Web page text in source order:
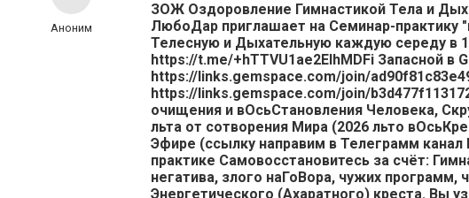
Аноним
ЗОЖ Оздоровление Гимнастикой Тела и
ЛюбоДар приглашает на Семинар-практику
Телесную и Дыхательную каждую середу в
https://t.me/+hTTVU1ae2ElhMDFi Запасной в
https://links.gemspace.com/join/
https://links.gemspace.com/join/
очищения и вОсьСтановления Человека,
льта от сотворения Мира (2026 льто
Эфире (ссылку направим в Телеграмм
практике Самовосстановитесь за счёт:
негатива, злого наГоВора, чужих программ,
Энергетического (Ахаратного) креста. Вы